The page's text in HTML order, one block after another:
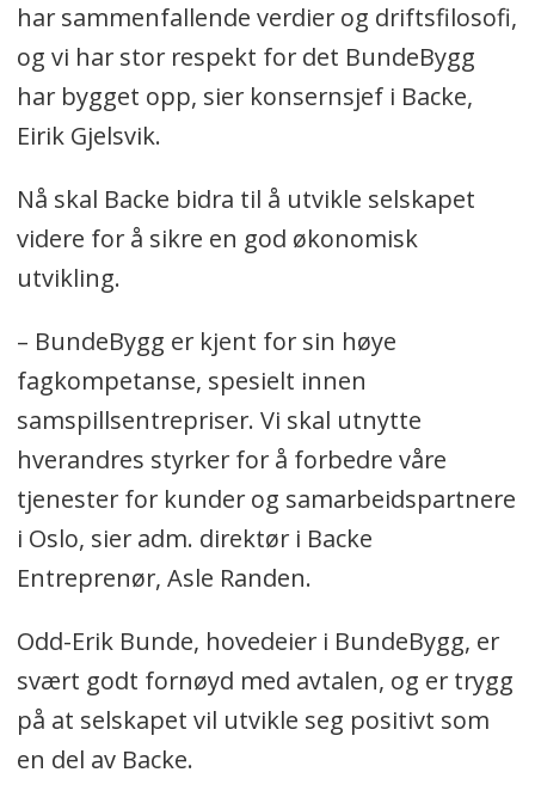
har sammenfallende verdier og driftsfilosofi,
og vi har stor respekt for det BundeBygg
har bygget opp, sier konsernsjef i Backe,
Eirik Gjelsvik.
Nå skal Backe bidra til å utvikle selskapet
videre for å sikre en god økonomisk
utvikling.
– BundeBygg er kjent for sin høye
fagkompetanse, spesielt innen
samspillsentrepriser. Vi skal utnytte
hverandres styrker for å forbedre våre
tjenester for kunder og samarbeidspartnere
i Oslo, sier adm. direktør i Backe
Entreprenør, Asle Randen.
Odd-Erik Bunde, hovedeier i BundeBygg, er
svært godt fornøyd med avtalen, og er trygg
på at selskapet vil utvikle seg positivt som
en del av Backe.